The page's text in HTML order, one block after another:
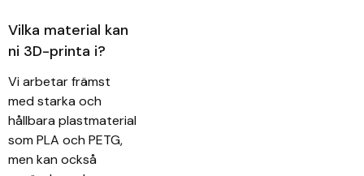
Vilka material kan
ni 3D-printa i?
Vi arbetar främst
med starka och
hållbara plastmaterial
som PLA och PETG,
men kan också